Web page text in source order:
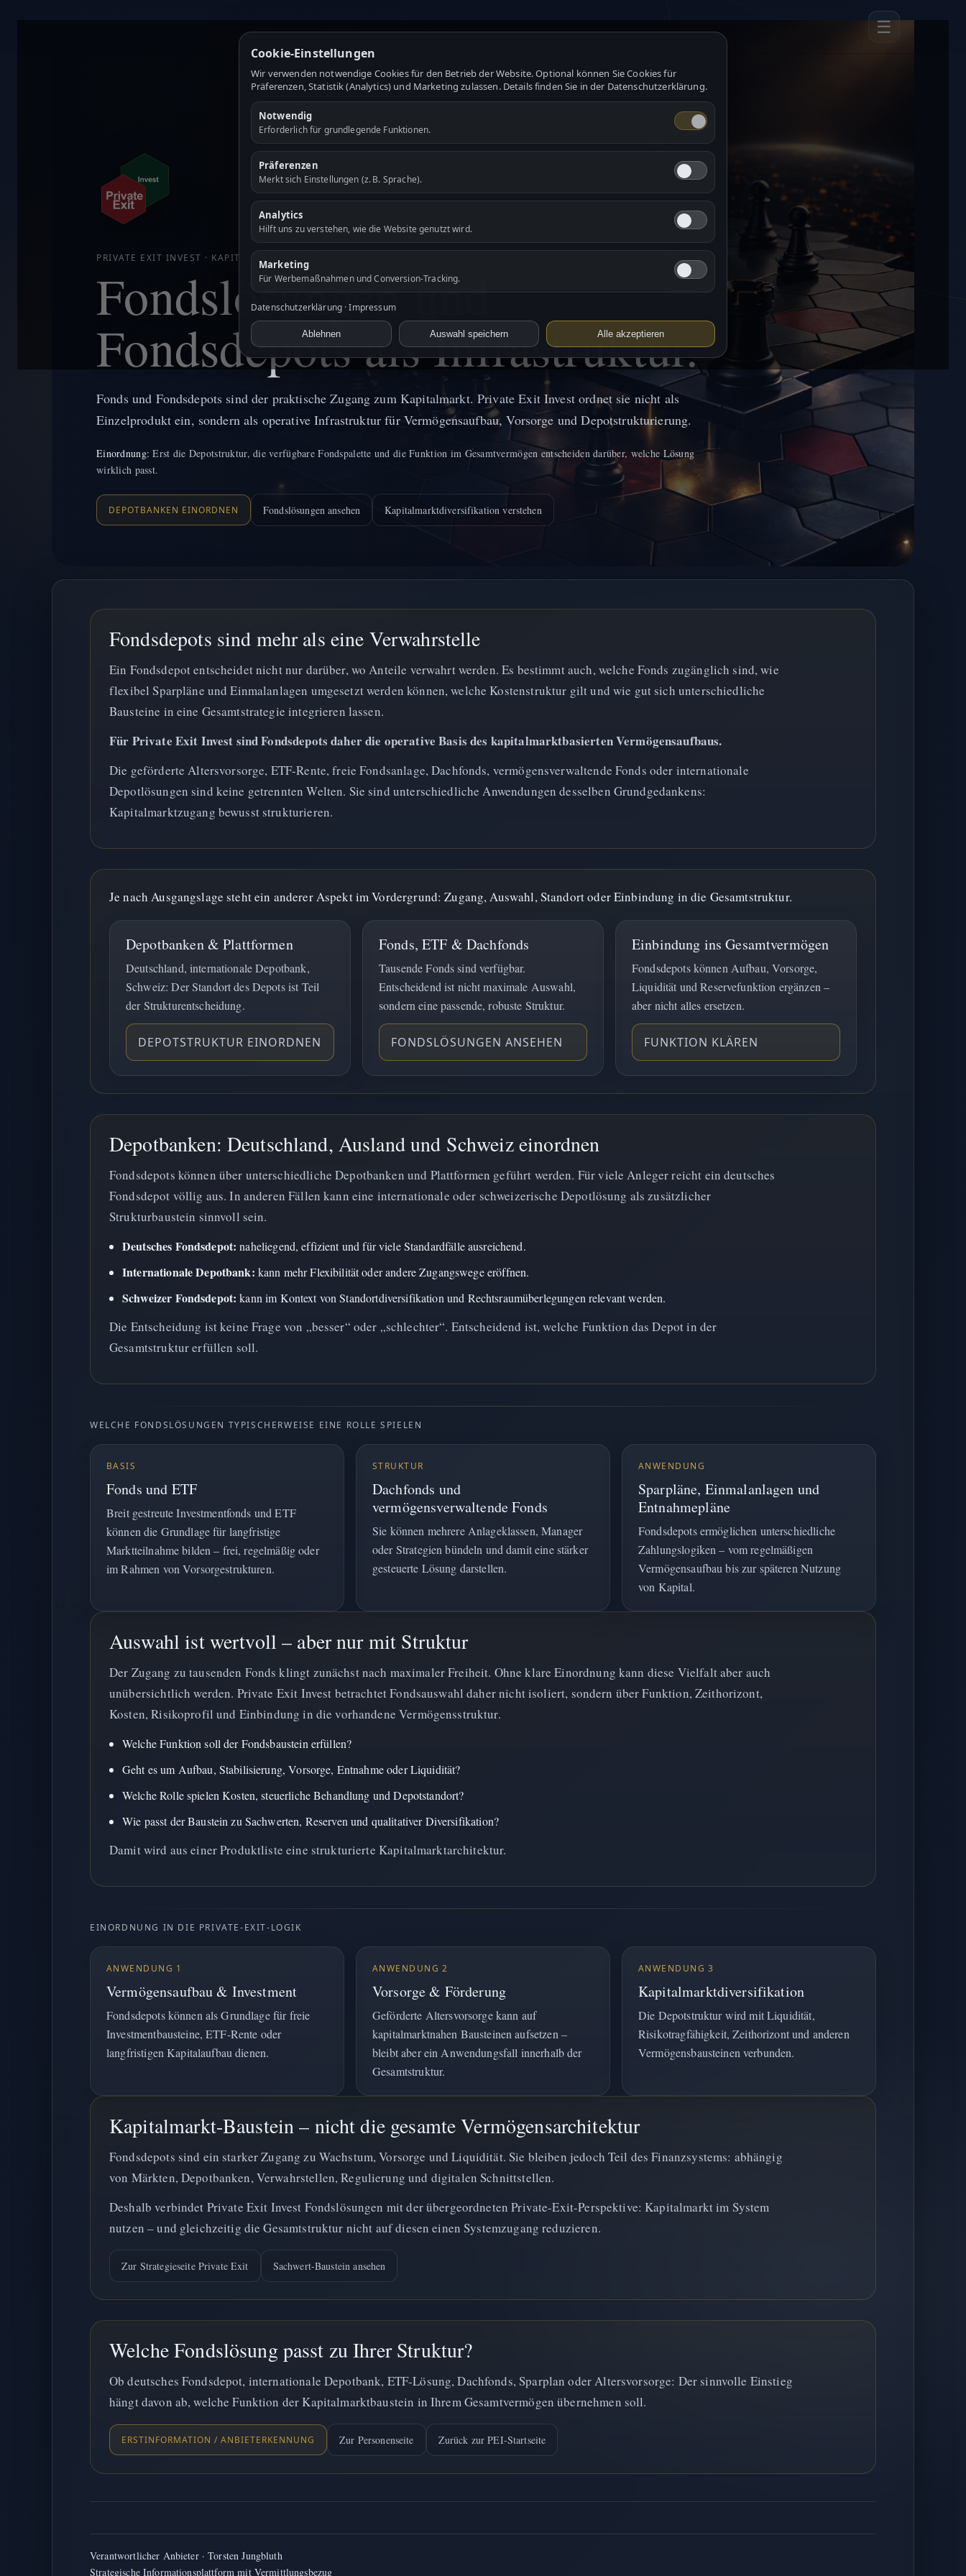
☰
PRIVATE EXIT INVEST · KAPITALMARKTZUGANG
Fondslösungen und
Fondsdepots als Infrastruktur.
Fonds und Fondsdepots sind der praktische Zugang zum Kapitalmarkt. Private Exit Invest ordnet sie nicht als
Einzelprodukt ein, sondern als operative Infrastruktur für Vermögensaufbau, Vorsorge und Depotstrukturierung.
Einordnung: Erst die Depotstruktur, die verfügbare Fondspalette und die Funktion im Gesamtvermögen entscheiden darüber, welche Lösung
wirklich passt.
DEPOTBANKEN EINORDNEN Fondslösungen ansehen Kapitalmarktdiversifikation verstehen
Fondsdepots sind mehr als eine Verwahrstelle
Ein Fondsdepot entscheidet nicht nur darüber, wo Anteile verwahrt werden. Es bestimmt auch, welche Fonds zugänglich sind, wie
flexibel Sparpläne und Einmalanlagen umgesetzt werden können, welche Kostenstruktur gilt und wie gut sich unterschiedliche
Bausteine in eine Gesamtstrategie integrieren lassen.
Für Private Exit Invest sind Fondsdepots daher die operative Basis des kapitalmarktbasierten Vermögensaufbaus.
Die geförderte Altersvorsorge, ETF-Rente, freie Fondsanlage, Dachfonds, vermögensverwaltende Fonds oder internationale
Depotlösungen sind keine getrennten Welten. Sie sind unterschiedliche Anwendungen desselben Grundgedankens:
Kapitalmarktzugang bewusst strukturieren.
Je nach Ausgangslage steht ein anderer Aspekt im Vordergrund: Zugang, Auswahl, Standort oder Einbindung in die Gesamtstruktur.
Depotbanken & Plattformen
Deutschland, internationale Depotbank,
Schweiz: Der Standort des Depots ist Teil
der Strukturentscheidung.
DEPOTSTRUKTUR EINORDNEN
Fonds, ETF & Dachfonds
Tausende Fonds sind verfügbar.
Entscheidend ist nicht maximale Auswahl,
sondern eine passende, robuste Struktur.
FONDSLÖSUNGEN ANSEHEN
Einbindung ins Gesamtvermögen
Fondsdepots können Aufbau, Vorsorge,
Liquidität und Reservefunktion ergänzen –
aber nicht alles ersetzen.
FUNKTION KLÄREN
Depotbanken: Deutschland, Ausland und Schweiz einordnen
Fondsdepots können über unterschiedliche Depotbanken und Plattformen geführt werden. Für viele Anleger reicht ein deutsches
Fondsdepot völlig aus. In anderen Fällen kann eine internationale oder schweizerische Depotlösung als zusätzlicher
Strukturbaustein sinnvoll sein.
Deutsches Fondsdepot: naheliegend, effizient und für viele Standardfälle ausreichend.
Internationale Depotbank: kann mehr Flexibilität oder andere Zugangswege eröffnen.
Schweizer Fondsdepot: kann im Kontext von Standortdiversifikation und Rechtsraumüberlegungen relevant werden.
Die Entscheidung ist keine Frage von „besser“ oder „schlechter“. Entscheidend ist, welche Funktion das Depot in der
Gesamtstruktur erfüllen soll.
WELCHE FONDSLÖSUNGEN TYPISCHERWEISE EINE ROLLE SPIELEN
BASIS
Fonds und ETF
Breit gestreute Investmentfonds und ETF
können die Grundlage für langfristige
Marktteilnahme bilden – frei, regelmäßig oder
im Rahmen von Vorsorgestrukturen.
STRUKTUR
Dachfonds und
vermögensverwaltende Fonds
Sie können mehrere Anlageklassen, Manager
oder Strategien bündeln und damit eine stärker
gesteuerte Lösung darstellen.
ANWENDUNG
Sparpläne, Einmalanlagen und
Entnahmepläne
Fondsdepots ermöglichen unterschiedliche
Zahlungslogiken – vom regelmäßigen
Vermögensaufbau bis zur späteren Nutzung
von Kapital.
Auswahl ist wertvoll – aber nur mit Struktur
Der Zugang zu tausenden Fonds klingt zunächst nach maximaler Freiheit. Ohne klare Einordnung kann diese Vielfalt aber auch
unübersichtlich werden. Private Exit Invest betrachtet Fondsauswahl daher nicht isoliert, sondern über Funktion, Zeithorizont,
Kosten, Risikoprofil und Einbindung in die vorhandene Vermögensstruktur.
Welche Funktion soll der Fondsbaustein erfüllen?
Geht es um Aufbau, Stabilisierung, Vorsorge, Entnahme oder Liquidität?
Welche Rolle spielen Kosten, steuerliche Behandlung und Depotstandort?
Wie passt der Baustein zu Sachwerten, Reserven und qualitativer Diversifikation?
Damit wird aus einer Produktliste eine strukturierte Kapitalmarktarchitektur.
EINORDNUNG IN DIE PRIVATE-EXIT-LOGIK
ANWENDUNG 1
Vermögensaufbau & Investment
Fondsdepots können als Grundlage für freie
Investmentbausteine, ETF-Rente oder
langfristigen Kapitalaufbau dienen.
ANWENDUNG 2
Vorsorge & Förderung
Geförderte Altersvorsorge kann auf
kapitalmarktnahen Bausteinen aufsetzen –
bleibt aber ein Anwendungsfall innerhalb der
Gesamtstruktur.
ANWENDUNG 3
Kapitalmarktdiversifikation
Die Depotstruktur wird mit Liquidität,
Risikotragfähigkeit, Zeithorizont und anderen
Vermögensbausteinen verbunden.
Kapitalmarkt-Baustein – nicht die gesamte Vermögensarchitektur
Fondsdepots sind ein starker Zugang zu Wachstum, Vorsorge und Liquidität. Sie bleiben jedoch Teil des Finanzsystems: abhängig
von Märkten, Depotbanken, Verwahrstellen, Regulierung und digitalen Schnittstellen.
Deshalb verbindet Private Exit Invest Fondslösungen mit der übergeordneten Private-Exit-Perspektive: Kapitalmarkt im System
nutzen – und gleichzeitig die Gesamtstruktur nicht auf diesen einen Systemzugang reduzieren.
Zur Strategieseite Private Exit Sachwert-Baustein ansehen
Welche Fondslösung passt zu Ihrer Struktur?
Ob deutsches Fondsdepot, internationale Depotbank, ETF-Lösung, Dachfonds, Sparplan oder Altersvorsorge: Der sinnvolle Einstieg
hängt davon ab, welche Funktion der Kapitalmarktbaustein in Ihrem Gesamtvermögen übernehmen soll.
ERSTINFORMATION / ANBIETERKENNUNG Zur Personenseite Zurück zur PEI-Startseite
Verantwortlicher Anbieter · Torsten Jungbluth
Strategische Informationsplattform mit Vermittlungsbezug
Cookie-Einstellungen
Wir verwenden notwendige Cookies für den Betrieb der Website. Optional können Sie Cookies für
Präferenzen, Statistik (Analytics) und Marketing zulassen. Details finden Sie in der Datenschutzerklärung.
Notwendig
Erforderlich für grundlegende Funktionen.
Präferenzen
Merkt sich Einstellungen (z. B. Sprache).
Analytics
Hilft uns zu verstehen, wie die Website genutzt wird.
Marketing
Für Werbemaßnahmen und Conversion-Tracking.
Datenschutzerklärung ·Impressum
Ablehnen Auswahl speichern Alle akzeptieren